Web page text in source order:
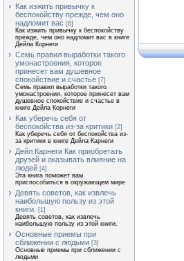
Как изжить привычку к
беспокойству прежде, чем оно
надломит вас [6]
Как изжить привычку к беспокойству
прежде, чем оно надломит вас в книге
Дейла Корнеги
Семь правил выработки такого
умонастроения, которое
принесет вам душевное
спокойствие и счастье [7]
Семь правил выработки такого
умонастроения, которое принесет вам
душевное спокойствие и счастье в
книге Дейла Корнеги
Как уберечь себя от
беспокойства из-за критики [2]
Как уберечь себя от беспокойства из-
за критики в книге Дейла Карнеги
Дейл Карнеги Как приобретать
друзей и оказывать влияние на
людей [4]
Эта книга поможет вам
приспособиться в окружающем мире
Девять советов, как извлечь
наибольшую пользу из этой
книги.
[1]
Девять советов, как извлечь
наибольшую пользу из этой книги.
Основные приемы при
сближении с людьми [3]
Основные приемы при сближении с
людьми